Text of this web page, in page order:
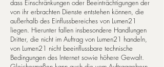
dass Einschränkungen oder Beeinträchtigungen der
von ihr erbrachten Dienste entstehen können, die
außerhalb des Einflussbereiches von Lumen21
liegen. Hierunter fallen insbesondere Handlungen
Dritter, die nicht im Auftrag von Lumen21 handeln,
von Lumen21 nicht beeinflussbare technische
Bedingungen des Internet sowie höhere Gewalt.